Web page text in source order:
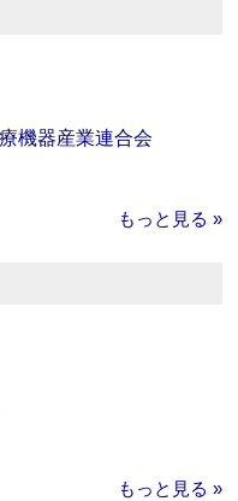
機器産業連合会
もっと見る »
もっと見る »